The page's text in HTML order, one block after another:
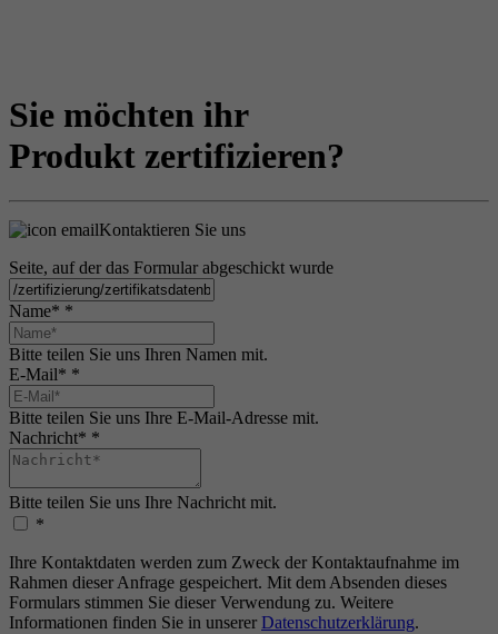
Sie möchten ihr
Produkt zertifizieren?
Kontaktieren Sie uns
Seite, auf der das Formular abgeschickt wurde
Name* *
Bitte teilen Sie uns Ihren Namen mit.
E-Mail* *
Bitte teilen Sie uns Ihre E-Mail-Adresse mit.
Nachricht* *
Bitte teilen Sie uns Ihre Nachricht mit.
*
Ihre Kontaktdaten werden zum Zweck der Kontaktaufnahme im
Rahmen dieser Anfrage gespeichert. Mit dem Absenden dieses
Formulars stimmen Sie dieser Verwendung zu. Weitere
Informationen finden Sie in unserer Datenschutzerklärung.